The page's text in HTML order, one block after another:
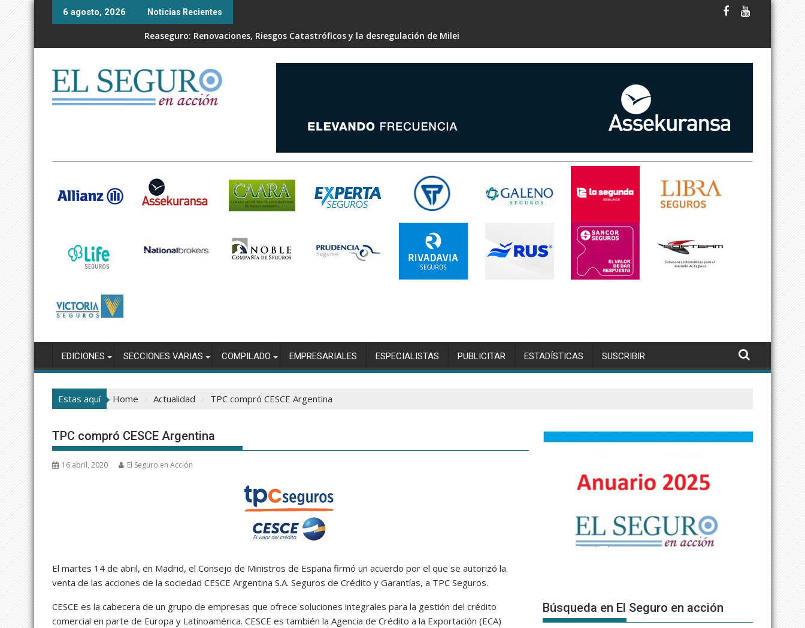
Skip
6 agosto, 2026 Noticias Recientes
Reaseguro: Renovaciones, Riesgos Catastróficos y la desregulación de Milei
EDICIONES SECCIONES VARIAS COMPILADO EMPRESARIALES ESPECIALISTAS PUBLICITAR ESTADÍSTICAS SUSCRIBIR
Estas aquí Home Actualidad TPC compró CESCE Argentina
TPC compró CESCE Argentina
16 abril, 2020 El Seguro en Acción
El martes 14 de abril, en Madrid, el Consejo de Ministros de España firmó un acuerdo por el que se autorizó la
venta de las acciones de la sociedad CESCE Argentina S.A. Seguros de Crédito y Garantías, a TPC Seguros.
CESCE es la cabecera de un grupo de empresas que ofrece soluciones integrales para la gestión del crédito
comercial en parte de Europa y Latinoamérica. CESCE es también la Agencia de Crédito a la Exportación (ECA)
Búsqueda en El Seguro en acción